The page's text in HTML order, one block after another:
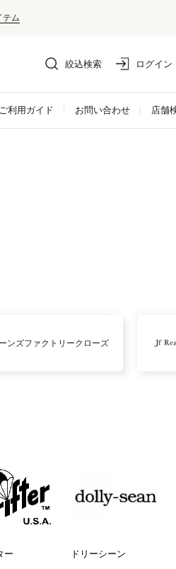
テム
絞込検索 ログイン
ご利用ガイド お問い合わせ 店舗
ンズファクトリークローズ
ー ドリーシーン